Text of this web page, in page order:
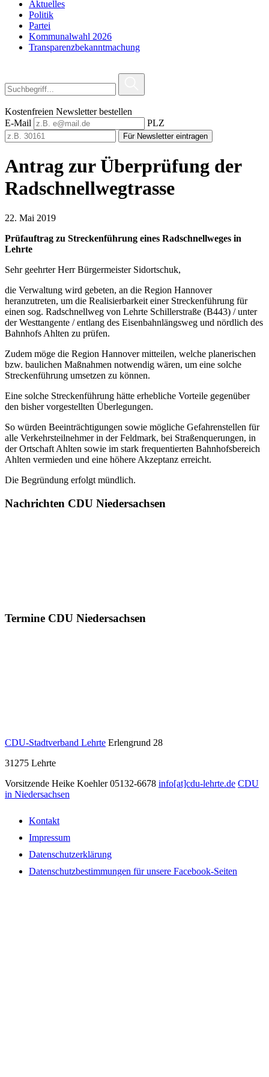
Aktuelles
Politik
Partei
Kommunalwahl 2026
Transparenzbekanntmachung
Kostenfreien Newsletter bestellen
E-Mail
PLZ
Für Newsletter eintragen
Antrag zur Überprüfung der
Radschnellwegtrasse
22. Mai 2019
Prüfauftrag zu Streckenführung eines Radschnellweges in
Lehrte
Sehr geehrter Herr Bürgermeister Sidortschuk,
die Verwaltung wird gebeten, an die Region Hannover
heranzutreten, um die Realisierbarkeit einer Streckenführung für
einen sog. Radschnellweg von Lehrte Schillerstraße (B443) / unter
der Westtangente / entlang des Eisenbahnlängsweg und nördlich des
Bahnhofs Ahlten zu prüfen.
Zudem möge die Region Hannover mitteilen, welche planerischen
bzw. baulichen Maßnahmen notwendig wären, um eine solche
Streckenführung umsetzen zu können.
Eine solche Streckenführung hätte erhebliche Vorteile gegenüber
den bisher vorgestellten Überlegungen.
So würden Beeinträchtigungen sowie mögliche Gefahrenstellen für
alle Verkehrsteilnehmer in der Feldmark, bei Straßenquerungen, in
der Ortschaft Ahlten sowie im stark frequentierten Bahnhofsbereich
Ahlten vermieden und eine höhere Akzeptanz erreicht.
Die Begründung erfolgt mündlich.
Nachrichten CDU Niedersachsen
Termine CDU Niedersachsen
CDU-Stadtverband Lehrte Erlengrund 28
31275 Lehrte
Vorsitzende Heike Koehler 05132-6678 info[at]cdu-lehrte.de CDU
in Niedersachsen
Kontakt
Impressum
Datenschutzerklärung
Datenschutzbestimmungen für unsere Facebook-Seiten